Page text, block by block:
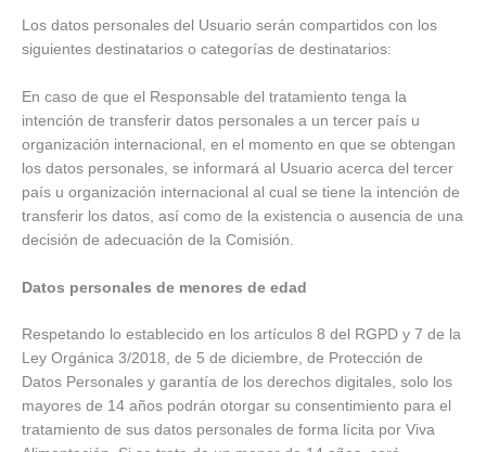
Los datos personales del Usuario serán compartidos con los
siguientes destinatarios o categorías de destinatarios:
En caso de que el Responsable del tratamiento tenga la
intención de transferir datos personales a un tercer país u
organización internacional, en el momento en que se obtengan
los datos personales, se informará al Usuario acerca del tercer
país u organización internacional al cual se tiene la intención de
transferir los datos, así como de la existencia o ausencia de una
decisión de adecuación de la Comisión.
Datos personales de menores de edad
Respetando lo establecido en los artículos 8 del RGPD y 7 de la
Ley Orgánica 3/2018, de 5 de diciembre, de Protección de
Datos Personales y garantía de los derechos digitales, solo los
mayores de 14 años podrán otorgar su consentimiento para el
tratamiento de sus datos personales de forma lícita por Viva